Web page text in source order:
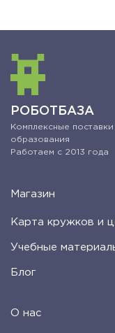
РОБОТБАЗА
Комплексные
образования
Работаем с 2013 года
Магазин
Карта кружков и
Учебные
Блог
О нас